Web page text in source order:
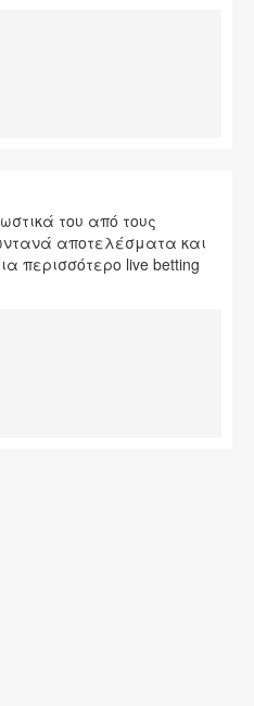
του από τους
αποτελέσματα και
περισσότερο live betting